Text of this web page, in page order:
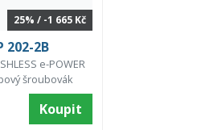
25% / -1 665 Kč
202-2B
e-POWER
šroubovák
Koupit